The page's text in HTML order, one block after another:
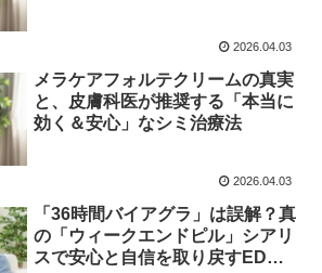
2026.04.03
メラケアフォルテクリームの真実
と、皮膚科医が推奨する「本当に
効く＆安心」なシミ治療法
2026.04.03
「36時間バイアグラ」は誤解？真
の「ウィークエンドピル」シアリ
スで安心と自信を取り戻すED治